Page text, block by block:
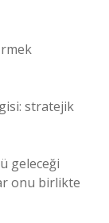
stratejik
geleceği
onu birlikte